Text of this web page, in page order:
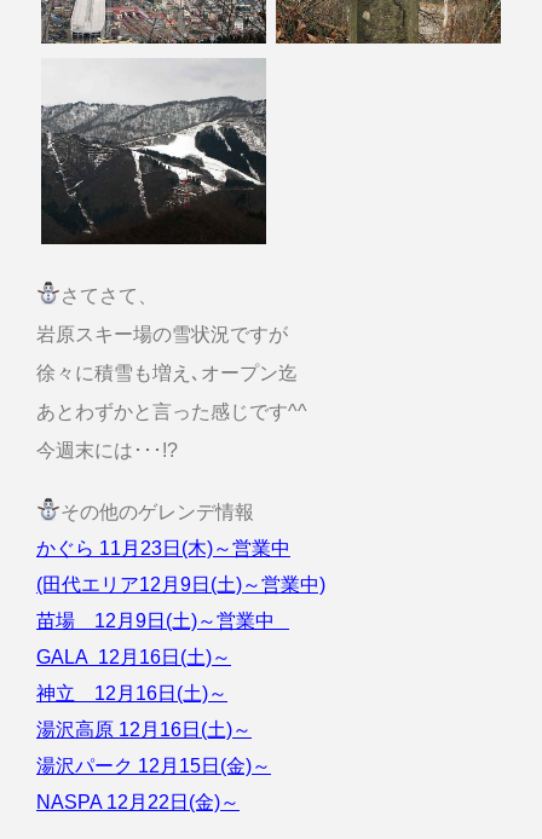
さてさて、
岩原スキー場の雪状況ですが
徐々に積雪も増え､オープン迄
あとわずかと言った感じです^^
今週末には･･･!?
その他のゲレンデ情報
かぐら 11月23日(木)～営業中
(田代エリア12月9日(土)～営業中)
苗場 12月9日(土)～営業中
GALA 12月16日(土)～
神立 12月16日(土)～
湯沢高原 12月16日(土)～
湯沢パーク 12月15日(金)～
NASPA 12月22日(金)～